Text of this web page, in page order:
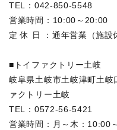
TEL：042-850-5548
営業時間：10:00～20:00
定 休 日 ：通年営業（施設
■トイファクトリー土岐
岐阜県土岐市土岐津町土
ァクトリー土岐
TEL：0572-56-5421
営業時間：月～木：10:00